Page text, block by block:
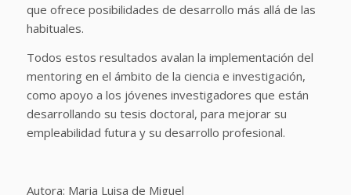
que ofrece posibilidades de desarrollo más allá de las
habituales.
Todos estos resultados avalan la implementación del
mentoring en el ámbito de la ciencia e investigación,
como apoyo a los jóvenes investigadores que están
desarrollando su tesis doctoral, para mejorar su
empleabilidad futura y su desarrollo profesional.
Autora: Maria Luisa de Miguel